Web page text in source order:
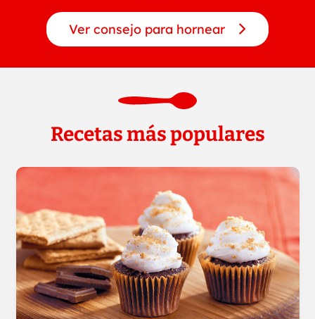
Ver consejo para hornear
Recetas más populares